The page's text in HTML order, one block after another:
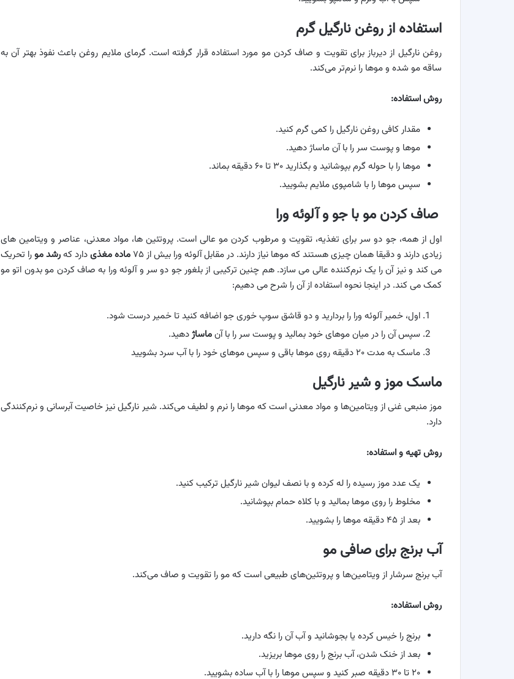
استفاده از روغن نارگیل گرم
روغن نارگیل از دیرباز برای تقویت و صاف کردن مو مورد استفاده قرار گرفته است. گرمای ملایم روغن باعث نفوذ بهتر آن به
ساقه مو شده و موها را نرم‌تر می‌کند.
روش استفاده:
مقدار کافی روغن نارگیل را کمی گرم کنید.
موها و پوست سر را با آن ماساژ دهید.
موها را با حوله گرم بپوشانید و بگذارید ۳۰ تا ۶۰ دقیقه بماند.
سپس موها را با شامپوی ملایم بشویید.
صاف کردن مو با جو و آلوئه ورا
اول از همه، جو دو سر برای تغذیه، تقویت و مرطوب کردن مو عالی است. پروتئین ها، مواد معدنی، عناصر و ویتامین های
زیادی دارند و دقیقا همان چیزی هستند که موها نیاز دارند. در مقابل آلوئه ورا بیش از ۷۵
ماده مغذیدارد کهرشد مورا تحریک
می کند و نیز آن را یک نرم‌کننده عالی می سازد. هم چنین ترکیبی از بلغور جو دو سر و آلوئه ورا به صاف کردن مو بدون اتو مو
کمک می کند. در اینجا نحوه استفاده از آن را شرح می دهیم:
اول، خمیر آلوئه ورا را بردارید و دو قاشق سوپ خوری جو اضافه کنید تا خمیر درست شود.
سپس آن را در میان موهای خود بمالید و پوست سر را با آنماساژدهید.
ماسک به مدت ۲۰ دقیقه روی موها باقی و سپس موهای خود را با آب سرد بشویید
ماسک موز و شیر نارگیل
موز منبعی غنی از ویتامین‌ها و مواد معدنی است که موها را نرم و لطیف می‌کند. شیر نارگیل نیز خاصیت آبرسانی و نرم‌کنندگی
دارد.
روش تهیه و استفاده:
یک عدد موز رسیده را له کرده و با نصف لیوان شیر نارگیل ترکیب کنید.
مخلوط را روی موها بمالید و با کلاه حمام بپوشانید.
بعد از ۴۵ دقیقه موها را بشویید.
آب برنج برای صافی مو
آب برنج سرشار از ویتامین‌ها و پروتئین‌های طبیعی است که مو را تقویت و صاف می‌کند.
روش استفاده:
برنج را خیس کرده یا بجوشانید و آب آن را نگه دارید.
بعد از خنک شدن، آب برنج را روی موها بریزید.
۲۰ تا ۳۰ دقیقه صبر کنید و سپس موها را با آب ساده بشویید.